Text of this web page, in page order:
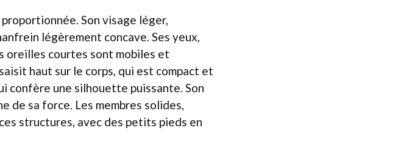
Son visage léger,
légèrement concave. Ses yeux,
oreilles courtes sont mobiles et
haut sur le corps, qui est compact et
confère une silhouette puissante. Son
de sa force. Les membres solides,
structures, avec des petits pieds en